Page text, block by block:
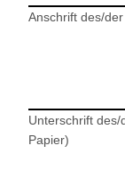
Anschrift des/
Unterschrift
Papier)